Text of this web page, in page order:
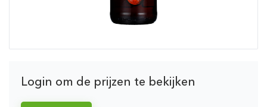
Login om de prijzen te bekijken